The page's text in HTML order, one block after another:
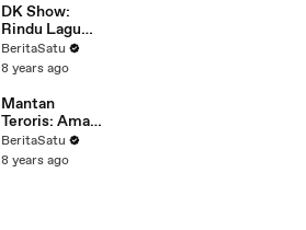
DK Show:
Rindu Lagu
Anak #2
BeritaSatu
8 years ago
Mantan
Teroris: Aman
Abdurrahman
Sangat
BeritaSatu
8 years ago